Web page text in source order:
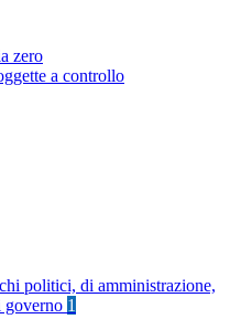
zero
a controllo
politici, di amministrazione,
governo 1